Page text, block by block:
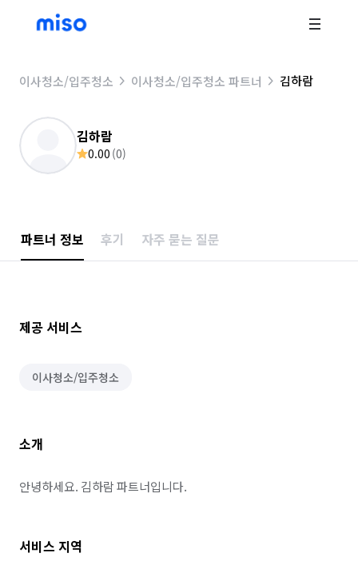
이사청소/입주청소 이사청소/입주청소 파트너 김하람
김하람
0.00 (0)
파트너 정보 후기 자주 묻는 질문
제공 서비스
이사청소/입주청소
소개
안녕하세요. 김하람 파트너입니다.
서비스 지역